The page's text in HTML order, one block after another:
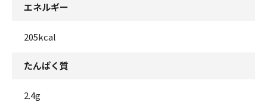
エネルギー
205kcal
たんぱく質
2.4g